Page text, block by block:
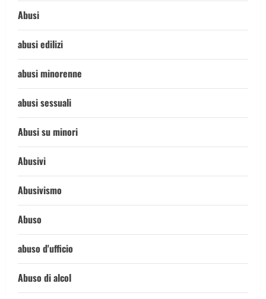
Abusi
abusi edilizi
abusi minorenne
abusi sessuali
Abusi su minori
Abusivi
Abusivismo
Abuso
abuso d'ufficio
Abuso di alcol